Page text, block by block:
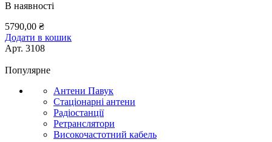
В наявності
5790,00 ₴
Додати в кошик
Арт. 3108
Популярне
Антени Павук
Стаціонарні антени
Радіостанції
Ретранслятори
Високочастотний кабель